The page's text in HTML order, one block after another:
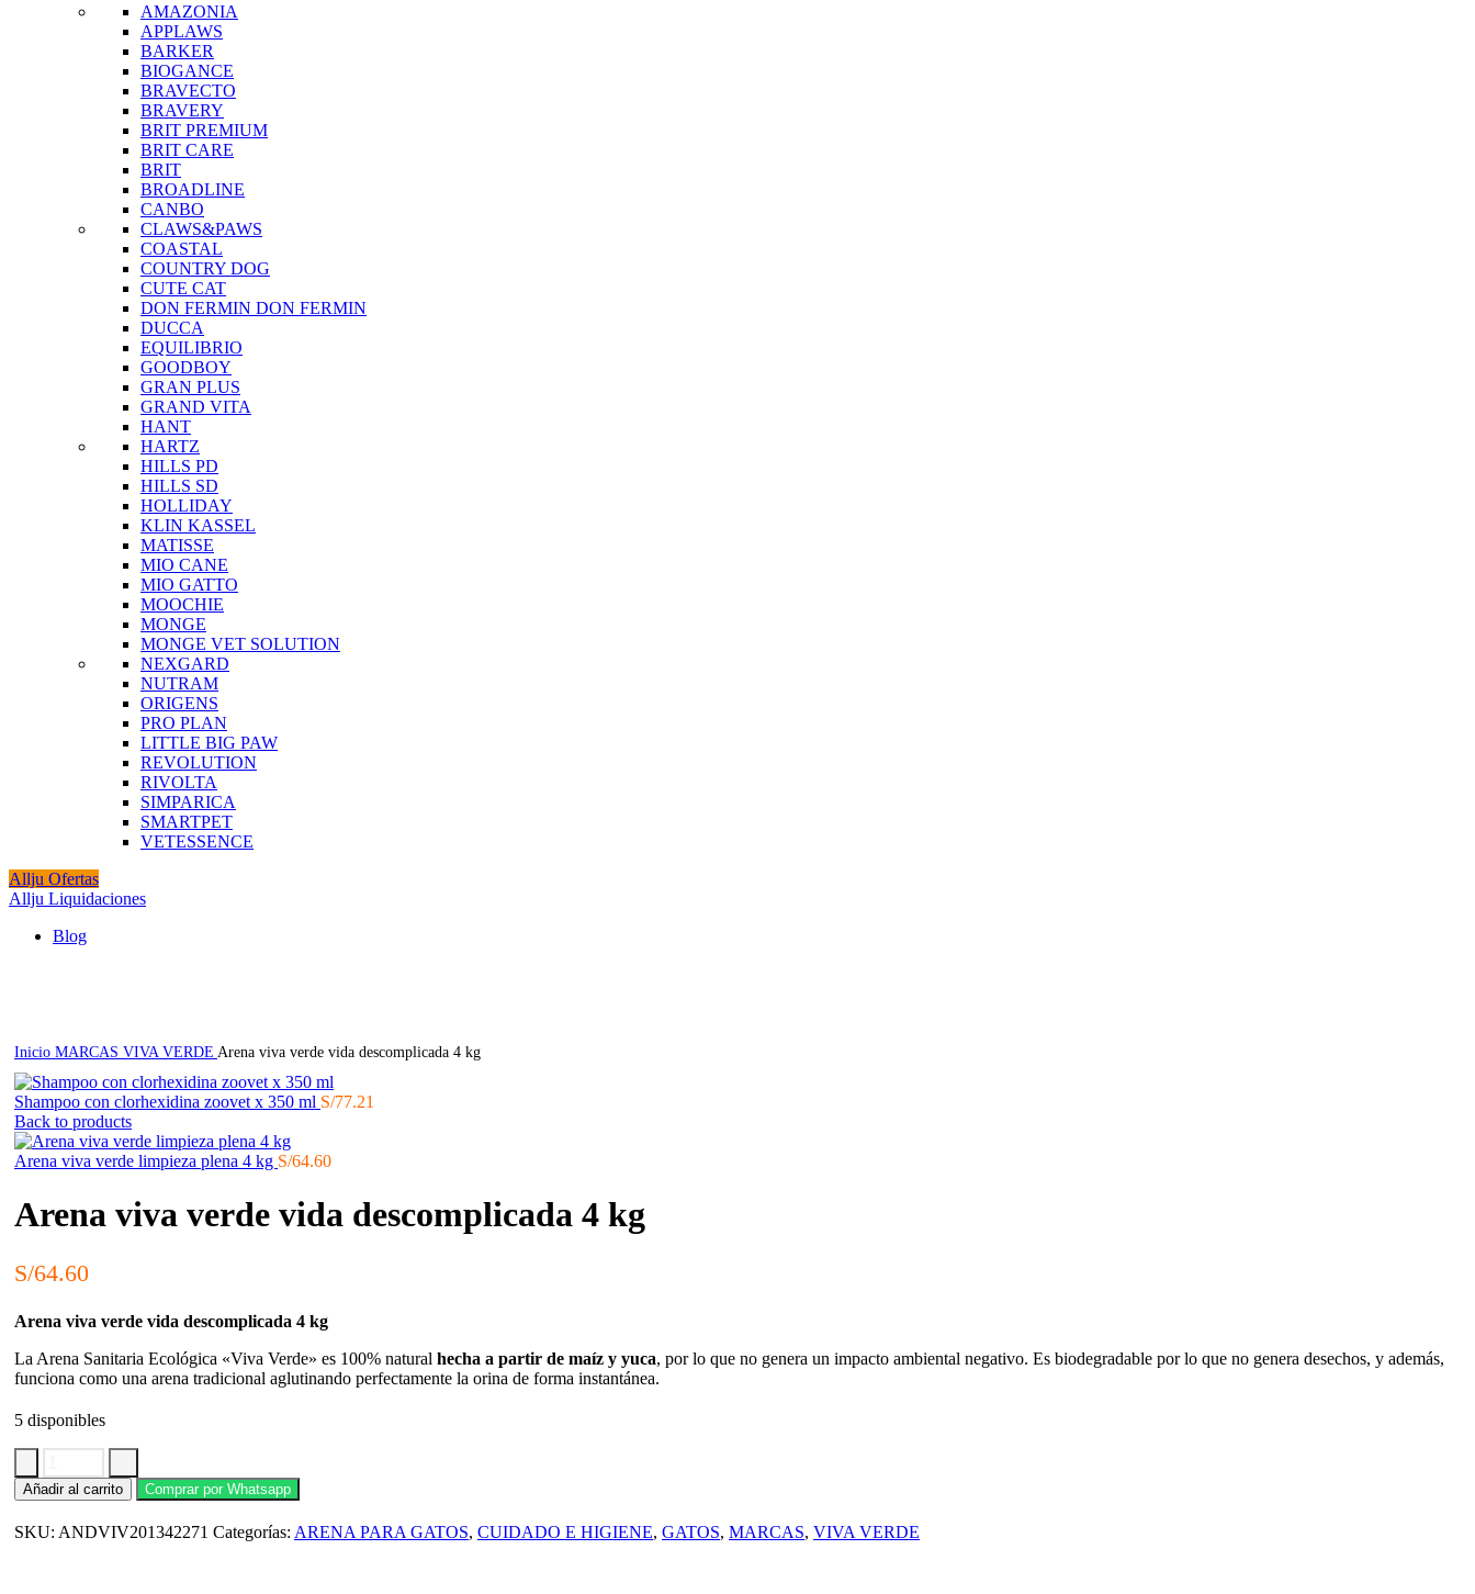
AMAZONIA
APPLAWS
BARKER
BIOGANCE
BRAVECTO
BRAVERY
BRIT PREMIUM
BRIT CARE
BRIT
BROADLINE
CANBO
CLAWS&PAWS
COASTAL
COUNTRY DOG
CUTE CAT
DON FERMIN DON FERMIN
DUCCA
EQUILIBRIO
GOODBOY
GRAN PLUS
GRAND VITA
HANT
HARTZ
HILLS PD
HILLS SD
HOLLIDAY
KLIN KASSEL
MATISSE
MIO CANE
MIO GATTO
MOOCHIE
MONGE
MONGE VET SOLUTION
NEXGARD
NUTRAM
ORIGENS
PRO PLAN
LITTLE BIG PAW
REVOLUTION
RIVOLTA
SIMPARICA
SMARTPET
VETESSENCE
Allju Ofertas
Allju Liquidaciones
Blog
Inicio MARCAS VIVA VERDE Arena viva verde vida descomplicada 4 kg
Shampoo con clorhexidina zoovet x 350 ml S/77.21
Back to products
Arena viva verde limpieza plena 4 kg S/64.60
Arena viva verde vida descomplicada 4 kg
S/64.60
Arena viva verde vida descomplicada 4 kg
La Arena Sanitaria Ecológica «Viva Verde» es 100% natural hecha a partir de maíz y yuca, por lo que no genera un impacto ambiental negativo. Es biodegradable por lo que no genera desechos, y además,
funciona como una arena tradicional aglutinando perfectamente la orina de forma instantánea.
5 disponibles
Arena
viva
vida
Añadir al carrito Comprar por Whatsapp
SKU: ANDVIV201342271 Categorías: ARENA PARA GATOS, CUIDADO E HIGIENE, GATOS, MARCAS, VIVA VERDE